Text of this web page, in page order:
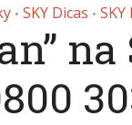
• SKY Dicas • SKY